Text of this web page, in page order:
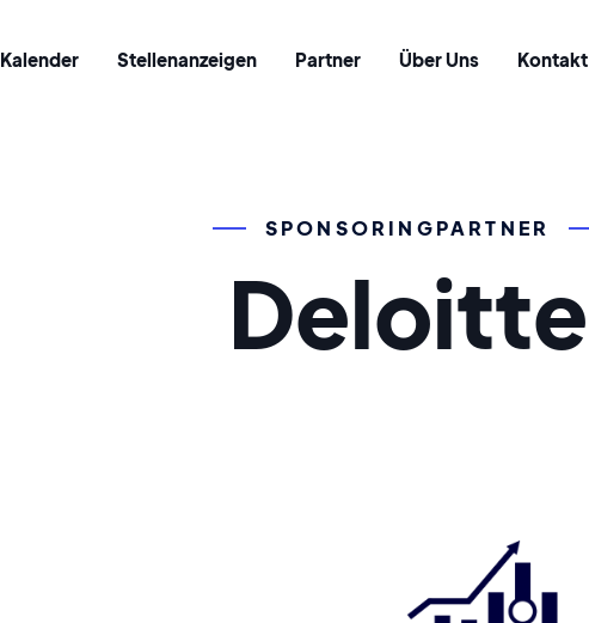
Kalender Stellenanzeigen Partner Über Uns Kontakt
SPONSORINGPARTNER
Deloitte